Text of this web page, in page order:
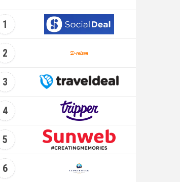
1
2
3
4
5
6